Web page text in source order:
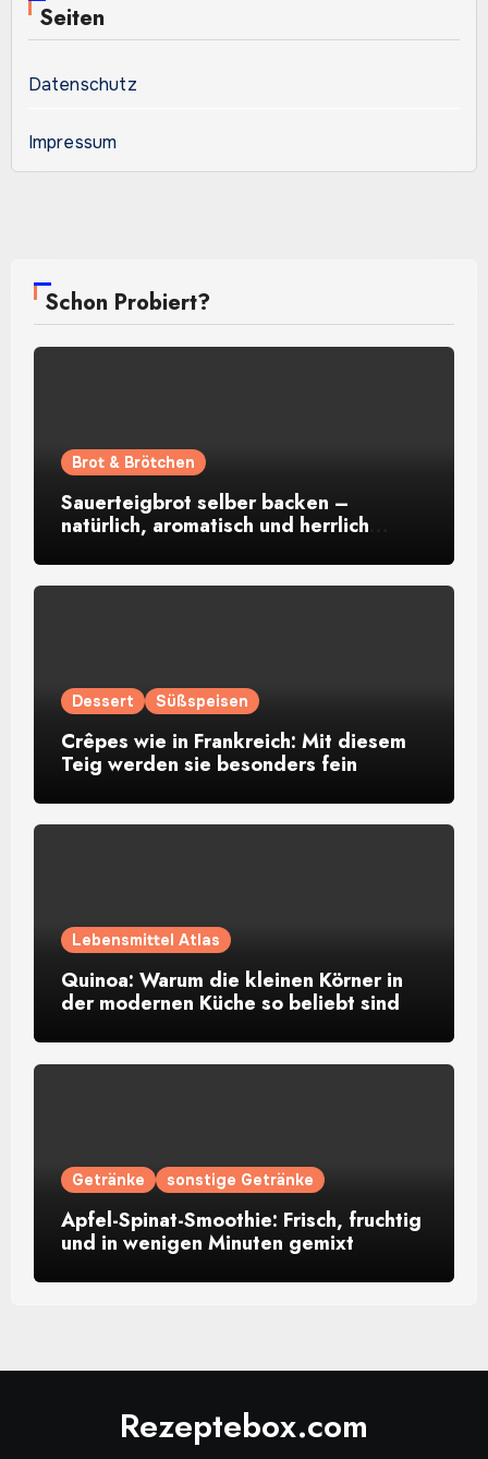
Seiten
Datenschutz
Impressum
Schon Probiert?
Brot & Brötchen
Sauerteigbrot selber backen –
natürlich, aromatisch und herrlich
Dessert Süßspeisen
Crêpes wie in Frankreich: Mit diesem
Teig werden sie besonders fein
Lebensmittel Atlas
Quinoa: Warum die kleinen Körner in
der modernen Küche so beliebt sind
Getränke sonstige Getränke
Apfel-Spinat-Smoothie: Frisch, fruchtig
und in wenigen Minuten gemixt
Rezeptebox.com